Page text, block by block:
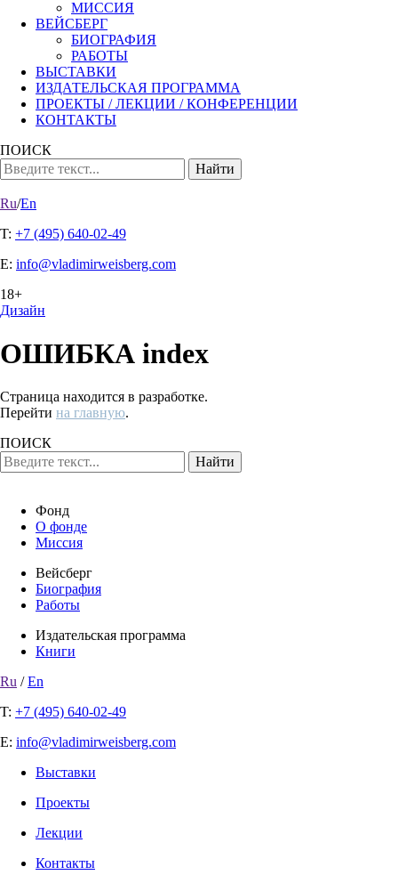
МИССИЯ
ВЕЙСБЕРГ
БИОГРАФИЯ
РАБОТЫ
ВЫСТАВКИ
ИЗДАТЕЛЬСКАЯ ПРОГРАММА
ПРОЕКТЫ / ЛЕКЦИИ / КОНФЕРЕНЦИИ
КОНТАКТЫ
ПОИСК
Ru/En
T: +7 (495) 640-02-49
E: info@vladimirweisberg.com
18+
Дизайн
ОШИБКА index
Страница находится в разработке.
Перейти на главную.
ПОИСК
Фонд
О фонде
Миссия
Вейсберг
Биография
Работы
Издательская программа
Книги
Ru / En
T: +7 (495) 640-02-49
E: info@vladimirweisberg.com
Выставки
Проекты
Лекции
Контакты